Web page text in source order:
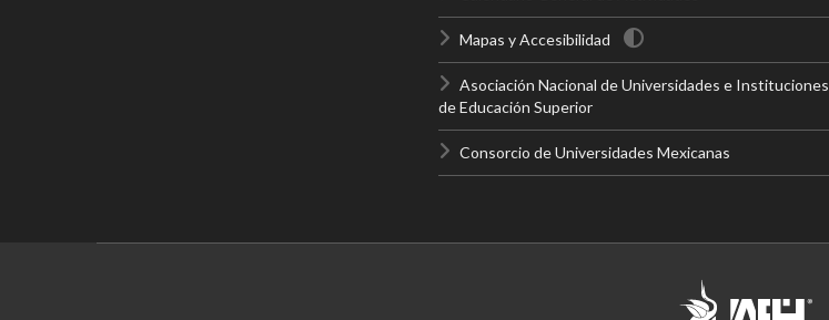
Mapas y Accesibilidad
Asociación Nacional de Universidades e Instituciones
de Educación Superior
Consorcio de Universidades Mexicanas